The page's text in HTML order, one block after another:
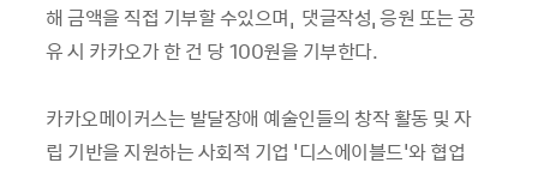
해 금액을 직접 기부할 수있으며, 댓글작성, 응원 또는 공
유 시 카카오가 한 건 당 100원을 기부한다.
카카오메이커스는 발달장애 예술인들의 창작 활동 및 자
립 기반을 지원하는 사회적 기업 '디스에이블드'와 협업